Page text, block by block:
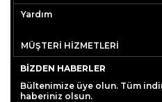
Yardım
MÜŞTERİ HİZMETLERİ
BIZDEN HABERLER
Bültenimize üye olun. Tüm
haberiniz olsun.